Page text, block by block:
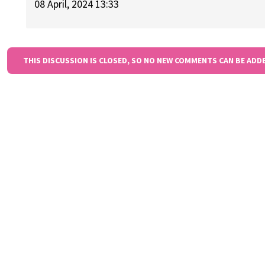
08 April, 2024 13:33
THIS DISCUSSION IS CLOSED, SO NO NEW COMMENTS CAN BE